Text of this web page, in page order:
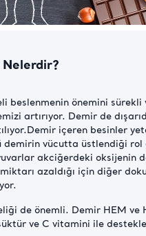
beslenmenin önemini
artırıyor. Demir de
içeren
demirin vücutta üstlendiği
akciğerdeki
azaldığı için diğer
de önemli. Demir HEM
ve C vitamini ile